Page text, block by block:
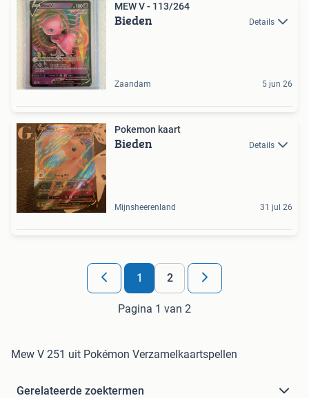
MEW V - 113/264
Bieden Details
Zaandam 5 jun 26
Pokemon kaart
Bieden Details
Mijnsheerenland 31 jul 26
1 2
Pagina 1 van 2
Mew V 251 uit Pokémon Verzamelkaartspellen
Gerelateerde zoektermen